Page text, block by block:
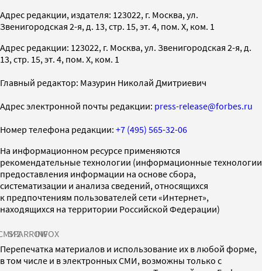
Адрес редакции, издателя: 123022, г. Москва, ул.
Звенигородская 2-я, д. 13, стр. 15, эт. 4, пом. X, ком. 1
Адрес редакции: 123022, г. Москва, ул. Звенигородская 2-я, д.
13, стр. 15, эт. 4, пом. X, ком. 1
Главный редактор: Мазурин Николай Дмитриевич
Адрес электронной почты редакции: press-release@forbes.ru
Номер телефона редакции: +7 (495) 565-32-06
На информационном ресурсе применяются
рекомендательные технологии (информационные технологии
предоставления информации на основе сбора,
систематизации и анализа сведений, относящихся
к предпочтениям пользователей сети «Интернет»,
находящихся на территории Российской Федерации)
SPARROWINFOX
Перепечатка материалов и использование их в любой форме,
в том числе и в электронных СМИ, возможны только с